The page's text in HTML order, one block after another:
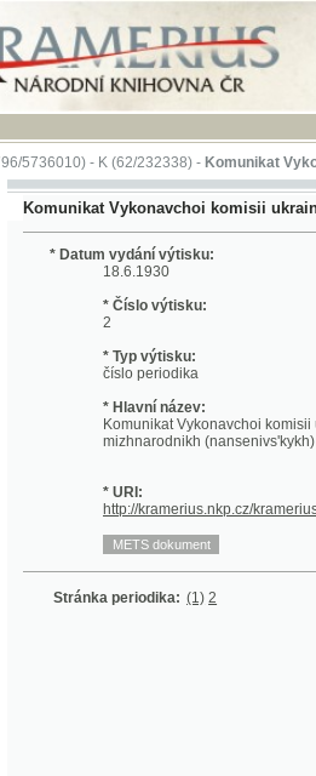
-K(62/232338) -Komunikat
Komunikat Vykonavchoi komisii
* Datum vydání výtisku:
18.6.1930
* Číslo výtisku:
* Typ výtisku:
* Hlavní název:
Komunikat Vykonavchoi komisii
mizhnarodnikh (nansenivs'kykh)
* URI:
Stránka periodika: (1) 2